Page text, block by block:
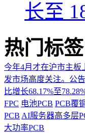
长至
热门标签
今年4月才在沪市主板
发市场高度关注。公
比增长68.17%至78.28%
FPC 电池PCB PCB覆
PCB AI服务器高多层
大功率PCB